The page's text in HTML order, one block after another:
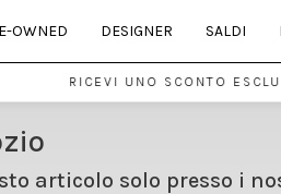
OWNED DESIGNER SALDI
RICEVI UNO SCONTO
articolo solo presso i